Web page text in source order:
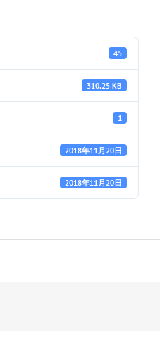
45
310.25 KB
1
2018年11月20日
2018年11月20日